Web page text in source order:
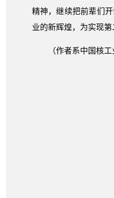
精神，继续把前辈们
业的新辉煌，为实现
（作者系中国核